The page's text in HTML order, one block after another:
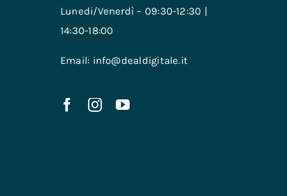
Lunedi/Venerdì – 09:30-12:30 |
14:30-18:00
Email: info@dealdigitale.it